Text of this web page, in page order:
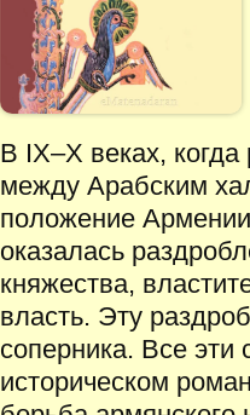
В IX–X веках,
между Арабским
положение
оказалась
княжества,
власть. Эту
соперника. Все
историческом